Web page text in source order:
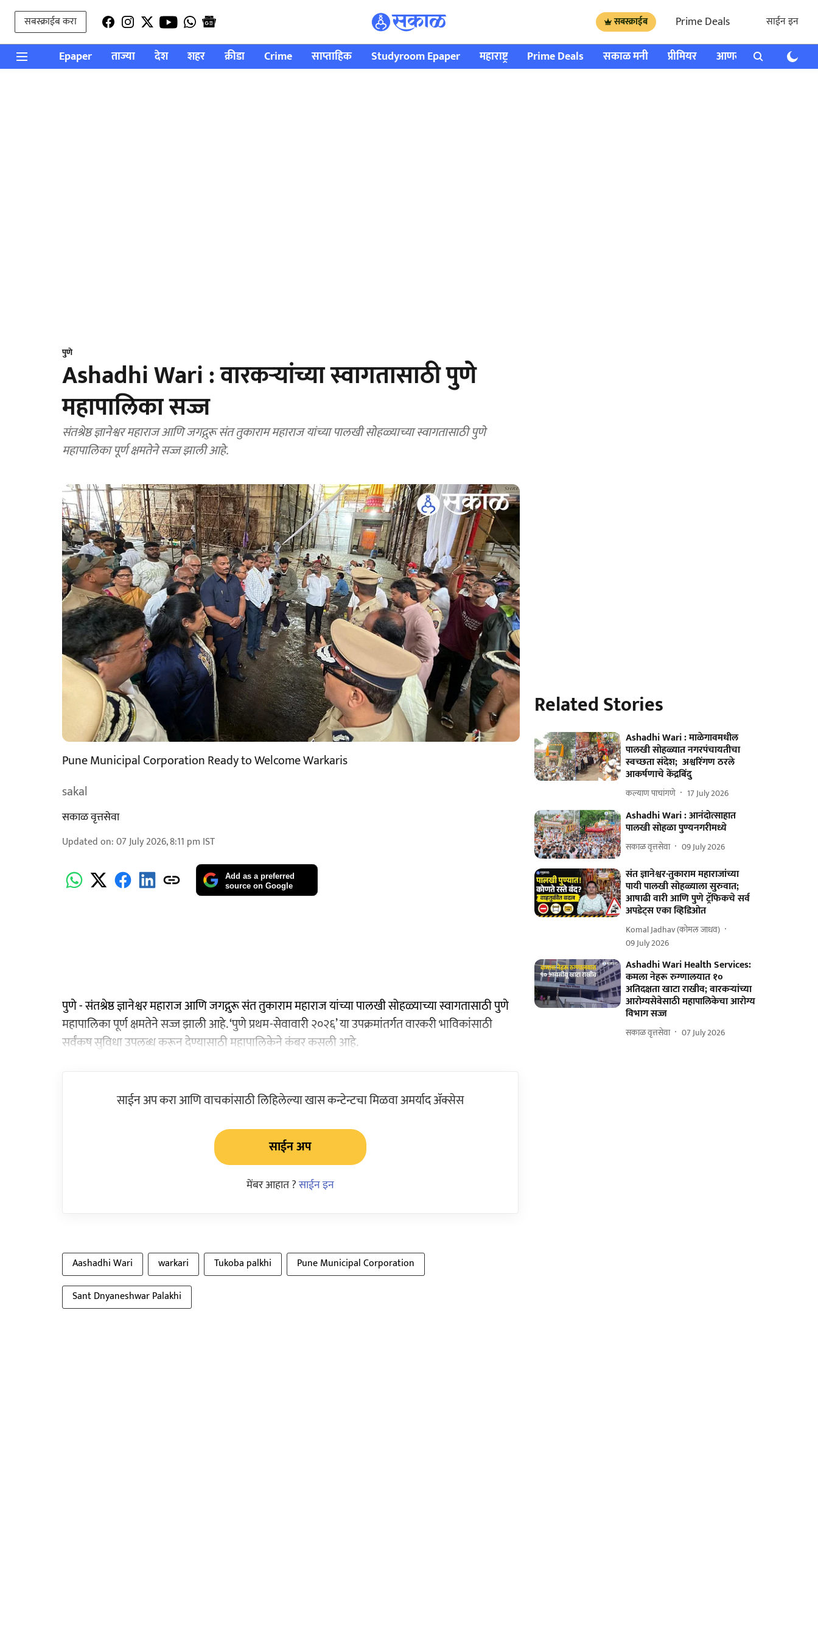
सबस्क्राईब करा सबस्क्राईब Prime Deals साईन इन
Epaper ताज्या देश शहर क्रीडा Crime साप्ताहिक Studyroom Epaper महाराष्ट्र Prime Deals सकाळ मनी प्रीमियर आणखी राशी भविष्य
पुणे
Ashadhi Wari : वारकऱ्यांच्या स्वागतासाठी पुणे
महापालिका सज्ज
संतश्रेष्ठ ज्ञानेश्वर महाराज आणि जगद्गुरू संत तुकाराम महाराज यांच्या पालखी सोहळ्याच्या स्वागतासाठी पुणे
महापालिका पूर्ण क्षमतेने सज्ज झाली आहे.
Pune Municipal Corporation Ready to Welcome Warkaris
sakal
सकाळ वृत्तसेवा
Updated on:07 July 2026, 8:11 pm IST
Add as a preferred
source on Google
पुणे - संतश्रेष्ठ ज्ञानेश्वर महाराज आणि जगद्गुरू संत तुकाराम महाराज यांच्या पालखी सोहळ्याच्या स्वागतासाठी पुणे
महापालिका पूर्ण क्षमतेने सज्ज झाली आहे. ‘पुणे प्रथम-सेवावारी २०२६’ या उपक्रमांतर्गत वारकरी भाविकांसाठी
सर्वंकष सुविधा उपलब्ध करून देण्यासाठी महापालिकेने कंबर कसली आहे.
साईन अप करा आणि वाचकांसाठी लिहिलेल्या खास कन्टेन्टचा मिळवा अमर्याद ॲक्सेस
साईन अप
मेंबर आहात ?साईन इन
Aashadhi Wari warkari Tukoba palkhi
Pune Municipal Corporation
Sant Dnyaneshwar Palakhi
Related Stories
Ashadhi Wari : माळेगावमधील
पालखी सोहळ्यात नगरपंचायतीचा
स्वच्छता संदेश; अश्वरिंगण ठरले
आकर्षणाचे केंद्रबिंदु
कल्याण पाचांगणे 17 July 2026
Ashadhi Wari : आनंदोत्साहात
पालखी सोहळा पुण्यनगरीमध्ये
सकाळ वृत्तसेवा 09 July 2026
संत ज्ञानेश्वर-तुकाराम महाराजांच्या
पायी पालखी सोहळ्याला सुरुवात;
आषाढी वारी आणि पुणे ट्रॅफिकचे सर्व
अपडेट्स एका व्हिडिओत
Komal Jadhav (कोमल जाधव)
09 July 2026
Ashadhi Wari Health Services:
कमला नेहरू रुग्णालयात १०
अतिदक्षता खाटा राखीव; वारकऱ्यांच्या
आरोग्यसेवेसाठी महापालिकेचा आरोग्‍य
विभाग सज्ज
सकाळ वृत्तसेवा 07 July 2026